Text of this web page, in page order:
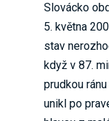
Slovácko
5. května
stav
když v 87.
prudkou
unikl po